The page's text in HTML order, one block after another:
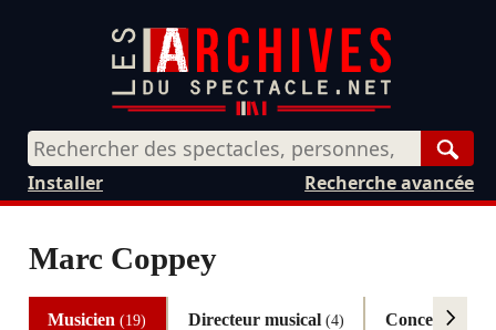
Recherche avancée
Installer
Marc Coppey
Musicien(19) Directeur musical (4) Conception